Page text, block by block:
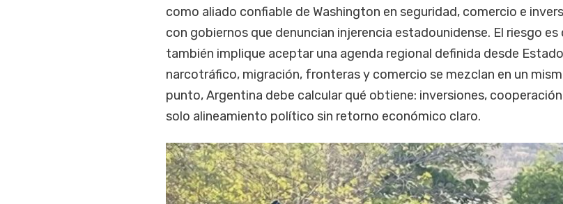
como aliado confiable de Washington en seguridad, comercio e
con gobiernos que denuncian injerencia estadounidense. El riesgo es
también implique aceptar una agenda regional definida desde
narcotráfico, migración, fronteras y comercio se mezclan en un
punto, Argentina debe calcular qué obtiene: inversiones,
solo alineamiento político sin retorno económico claro.